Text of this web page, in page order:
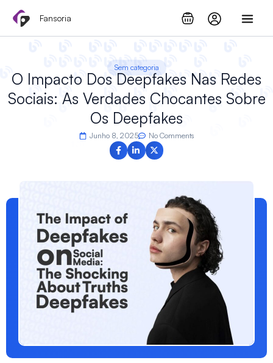
content
Fansoria
Sem categoria
O Impacto Dos Deepfakes Nas Redes
Sociais: As Verdades Chocantes Sobre
Os Deepfakes
Junho 8, 2025 No Comments